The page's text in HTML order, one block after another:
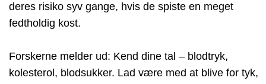
deres risiko syv gange, hvis de spiste en meget
fedtholdig kost.
Forskerne melder ud: Kend dine tal – blodtryk,
kolesterol, blodsukker. Lad være med at blive for tyk,